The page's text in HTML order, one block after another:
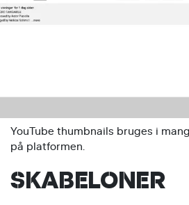
YouTube thumbnails bruges i
på platformen.
SKABELONER